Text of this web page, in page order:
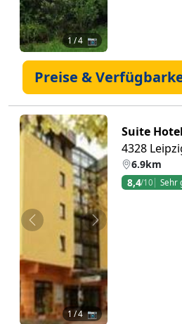
1 / 4 📷
Preise &
Zurück Weiter
1 / 4 📷
Suite
4328
6.9km
8,4/10 Sehr